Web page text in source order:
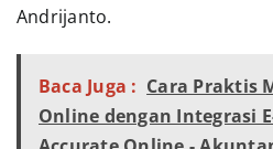
Andrijanto.
Baca Juga : Cara Praktis
Online dengan Integrasi